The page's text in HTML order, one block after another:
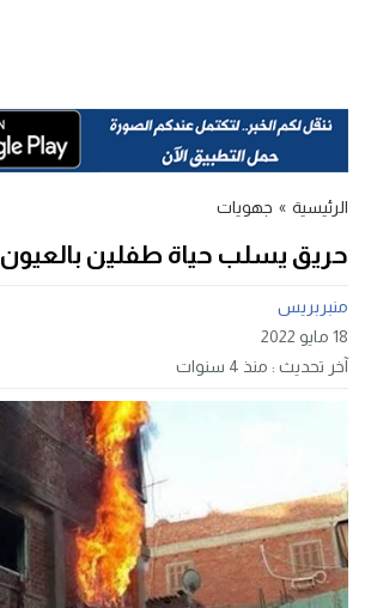
الرئيسية » جهويات
حريق يسلب حياة طفلين بالعيون
منبربريس
18 مايو 2022
آخر تحديث : منذ 4 سنوات